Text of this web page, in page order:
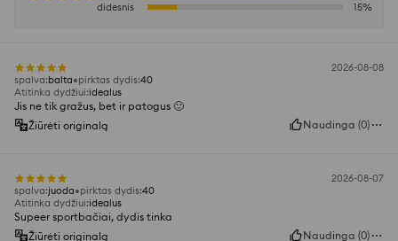
didesnis
15%
2026-08-08
spalva:balta pirktas dydis:40
Atitinka dydžiui:idealus
Jis ne tik gražus, bet ir patogus 🙂
Žiūrėti originalą
Naudinga (0)
2026-08-07
spalva:juoda pirktas dydis:40
Atitinka dydžiui:idealus
Supeer sportbačiai, dydis tinka
Žiūrėti originalą
Naudinga (0)